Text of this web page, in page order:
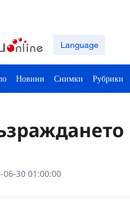
Language
Новини Снимки Рубрики
06-30 01:00:00